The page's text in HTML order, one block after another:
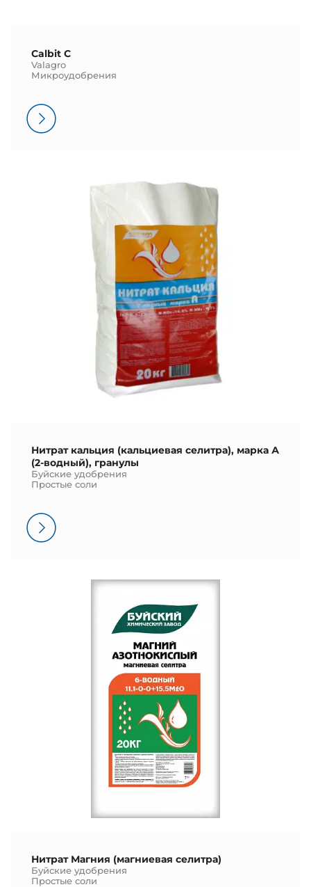
Calbit C
Valagro
Микроудобрения
Нитрат кальция (кальциевая селитра), марка А
(2-водный), гранулы
Буйские удобрения
Простые соли
Нитрат Магния (магниевая селитра)
Буйские удобрения
Простые соли